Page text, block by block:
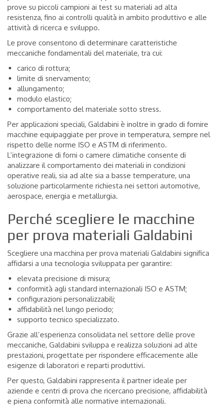
prove su piccoli campioni ai test su materiali ad alta
resistenza, fino ai controlli qualità in ambito produttivo e alle
attività di ricerca e sviluppo.
Le prove consentono di determinare caratteristiche
meccaniche fondamentali del materiale, tra cui:
carico di rottura;
limite di snervamento;
allungamento;
modulo elastico;
comportamento del materiale sotto stress.
Per applicazioni speciali, Galdabini è inoltre in grado di fornire
macchine equipaggiate per prove in temperatura, sempre nel
rispetto delle norme ISO e ASTM di riferimento.
L’integrazione di forni o camere climatiche consente di
analizzare il comportamento dei materiali in condizioni
operative reali, sia ad alte sia a basse temperature, una
soluzione particolarmente richiesta nei settori automotive,
aerospace, energia e metallurgia.
Perché scegliere le macchine
per prova materiali Galdabini
Scegliere una macchina per prova materiali Galdabini significa
affidarsi a una tecnologia sviluppata per garantire:
elevata precisione di misura;
conformità agli standard internazionali ISO e ASTM;
configurazioni personalizzabili;
affidabilità nel lungo periodo;
supporto tecnico specializzato.
Grazie all’esperienza consolidata nel settore delle prove
meccaniche, Galdabini sviluppa e realizza soluzioni ad alte
prestazioni, progettate per rispondere efficacemente alle
esigenze di laboratori e reparti produttivi.
Per questo, Galdabini rappresenta il partner ideale per
aziende e centri di prova che ricercano precisione, affidabilità
e piena conformità alle normative internazionali.